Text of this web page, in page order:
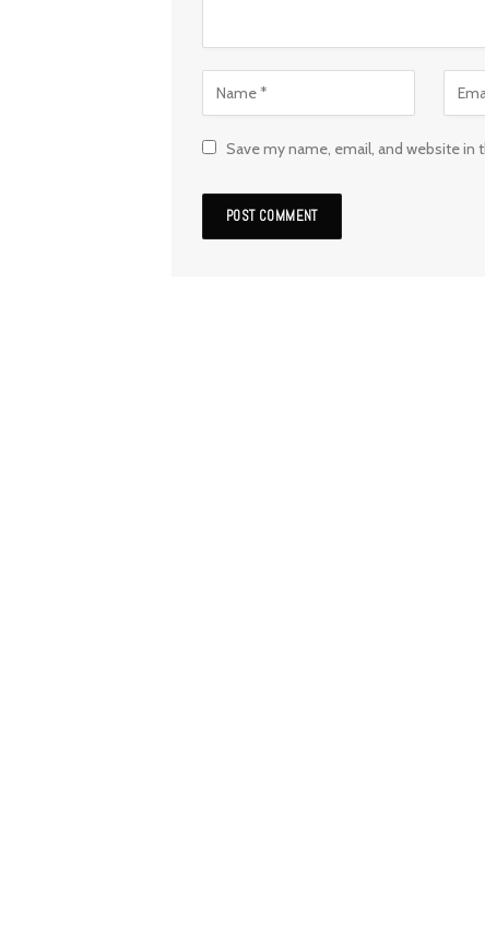
Save my name, email, and website